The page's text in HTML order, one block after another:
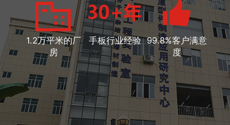
1.2万平米的厂
房
手板行业经验 99.8%客户满意
度